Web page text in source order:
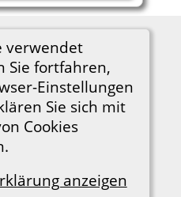
verwendet
Sie fortfahren,
Einstellungen
Sie sich mit
Cookies
anzeigen